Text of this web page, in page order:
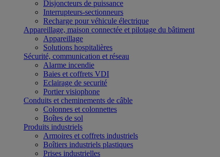
Disjoncteurs de puissance
Interrupteurs-sectionneurs
Recharge pour véhicule électrique
Appareillage, maison connectée et pilotage du bâtiment
Appareillage
Solutions hospitalières
Sécurité, communication et réseau
Alarme incendie
Baies et coffrets VDI
Eclairage de securité
Portier visiophone
Conduits et cheminements de câble
Colonnes et colonnettes
Boîtes de sol
Produits industriels
Armoires et coffrets industriels
Boîtiers industriels plastiques
Prises industrielles